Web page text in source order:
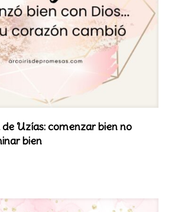
Uzías: comenzar bien no
bien